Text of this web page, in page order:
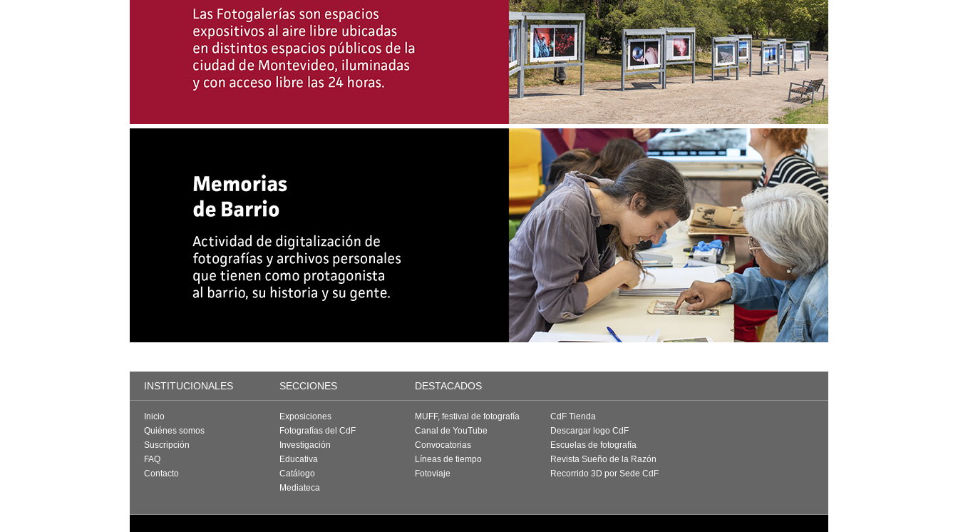
INSTITUCIONALES SECCIONES DESTACADOS
Inicio
Quiénes somos
Suscripción
FAQ
Contacto
Exposiciones
Fotografías del CdF
Investigación
Educativa
Catálogo
Mediateca
MUFF, festival de fotografía
Canal de YouTube
Convocatorias
Líneas de tiempo
Fotoviaje
CdF Tienda
Descargar logo CdF
Escuelas de fotografía
Revista Sueño de la Razón
Recorrido 3D por Sede CdF